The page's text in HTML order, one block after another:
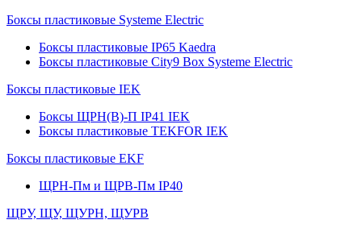
Боксы пластиковые Systeme Electric
Боксы пластиковые IP65 Kaedra
Боксы пластиковые City9 Box Systeme Electric
Боксы пластиковые IEK
Боксы ЩРН(В)-П IP41 IEK
Боксы пластиковые TEKFOR IEK
Боксы пластиковые EKF
ЩРН-Пм и ЩРВ-Пм IP40
ЩРУ, ЩУ, ЩУРН, ЩУРВ